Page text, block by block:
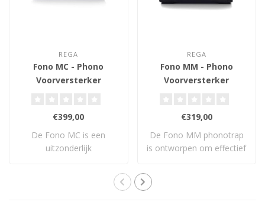
REGA
Fono MC - Phono
Voorversterker
€399,00
De Fono MC is een
uitzonderlijk
REGA
Fono MM - Phono
Voorversterker
€319,00
De Fono MM phonotrap
is ontworpen om effectief